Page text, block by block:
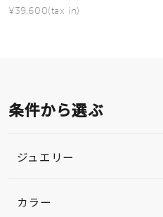
¥39,600(tax in)
条件から選ぶ
ジュエリー
カラー